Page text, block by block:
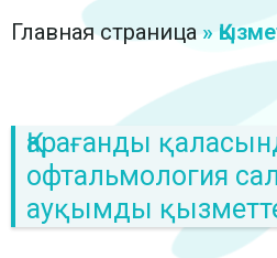
Главная страница »
Қарағанды
офтальмология
ауқымды